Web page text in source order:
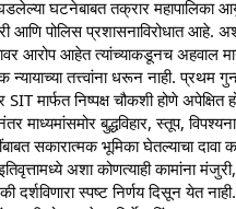
घटनेबाबत तक्रार महापालिका
आणि पोलिस प्रशासनाविरोधात आहे.
आरोप आहेत त्यांच्याकडूनच अहवाल
न्यायाच्या तत्त्वांना धरून नाही. प्रथम
SIT मार्फत निष्पक्ष चौकशी होणे अपेक्षित
माध्यमांसमोर बुद्धविहार, स्तूप,
सकारात्मक भूमिका घेतल्याचा दावा
अशा कोणत्याही कामांना
दर्शविणारा स्पष्ट निर्णय दिसून येत